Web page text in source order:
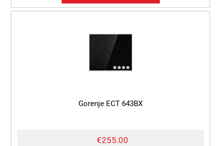
Gorenje ECT 643BX
€255.00